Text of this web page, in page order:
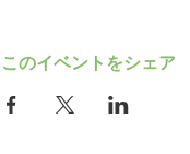
このイベントをシェア